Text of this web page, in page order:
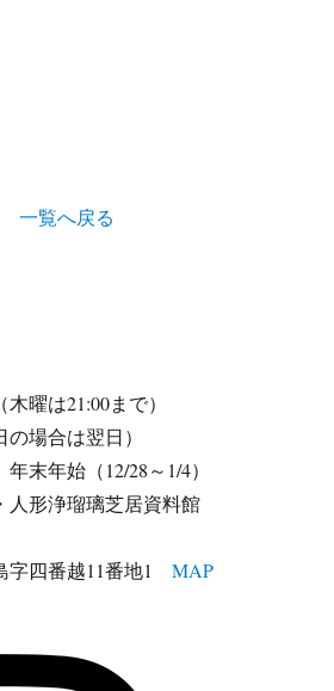
一覧へ戻る
曜は21:00まで）
場合は翌日）
始（12/28～1/4）
人形浄瑠璃芝居資料館
字四番越11番地1 MAP